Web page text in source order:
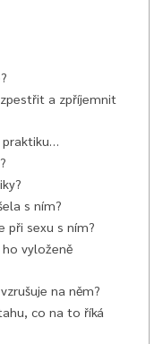
a zpříjemnit
praktiku…
s ním?
při sexu s ním?
vyloženě
na něm?
co na to říká